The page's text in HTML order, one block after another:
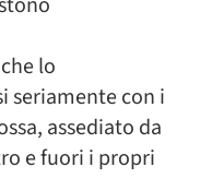
lo
seriamente con i
assediato da
e fuori i propri